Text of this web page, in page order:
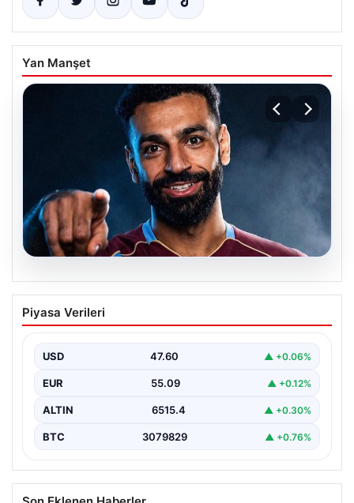
Yan Manşet
05.08.2026
Mohamed Salah transferinin detayları
açıklandı!
Piyasa Verileri
USD 47.60 ▲ +0.06%
EUR 55.09 ▲ +0.12%
ALTIN 6515.4 ▲ +0.30%
BTC 3079829 ▲ +0.76%